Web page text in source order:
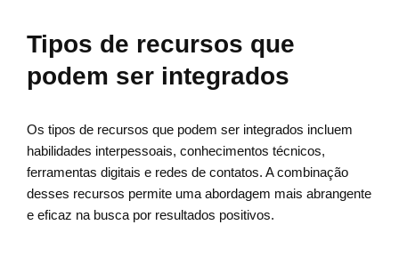
Tipos de recursos que
podem ser integrados
Os tipos de recursos que podem ser integrados incluem
habilidades interpessoais, conhecimentos técnicos,
ferramentas digitais e redes de contatos. A combinação
desses recursos permite uma abordagem mais abrangente
e eficaz na busca por resultados positivos.